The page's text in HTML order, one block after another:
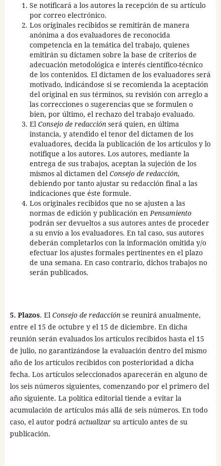
Se notificará a los autores la recepción de su artículo
por correo electrónico.
Los originales recibidos se remitirán de manera
anónima a dos evaluadores de reconocida
competencia en la temática del trabajo, quienes
emitirán su dictamen sobre la base de criterios de
adecuación metodológica e interés científico-técnico
de los contenidos. El dictamen de los evaluadores será
motivado, indicándose si se recomienda la aceptación
del original en sus términos, su revisión con arreglo a
las correcciones o sugerencias que se formulen o
bien, por último, el rechazo del trabajo evaluado.
El Consejo de redacciónserá quien, en última
instancia, y atendido el tenor del dictamen de los
evaluadores, decida la publicación de los artículos y lo
notifique a los autores. Los autores, mediante la
entrega de sus trabajos, aceptan la sujeción de los
mismos al dictamen del Consejo de redacción,
debiendo por tanto ajustar su redacción final a las
indicaciones que éste formule.
Los originales recibidos que no se ajusten a las
normas de edición y publicación enPensamiento
podrán ser devueltos a sus autores antes de proceder
a su envío a los evaluadores. En tal caso, sus autores
deberán completarlos con la información omitida y/o
efectuar los ajustes formales pertinentes en el plazo
de una semana. En caso contrario, dichos trabajos no
serán publicados.
5. Plazos. El Consejo de redacciónse reunirá anualmente,
entre el 15 de octubre y el 15 de diciembre. En dicha
reunión serán evaluados los artículos recibidos hasta el 15
de julio, no garantizándose la evaluación dentro del mismo
año de los artículos recibidos con posterioridad a dicha
fecha. Los artículos seleccionados aparecerán en alguno de
los seis números siguientes, comenzando por el primero del
año siguiente. La política editorial tiende a evitar la
acumulación de artículos más allá de seis números. En todo
caso, el autor podrá actualizarsu artículo antes de su
publicación.